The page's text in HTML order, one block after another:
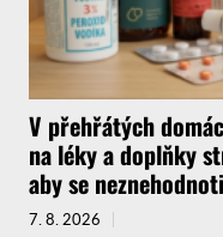
V přehřátých
na léky a doplňky
aby se
7. 8. 2026